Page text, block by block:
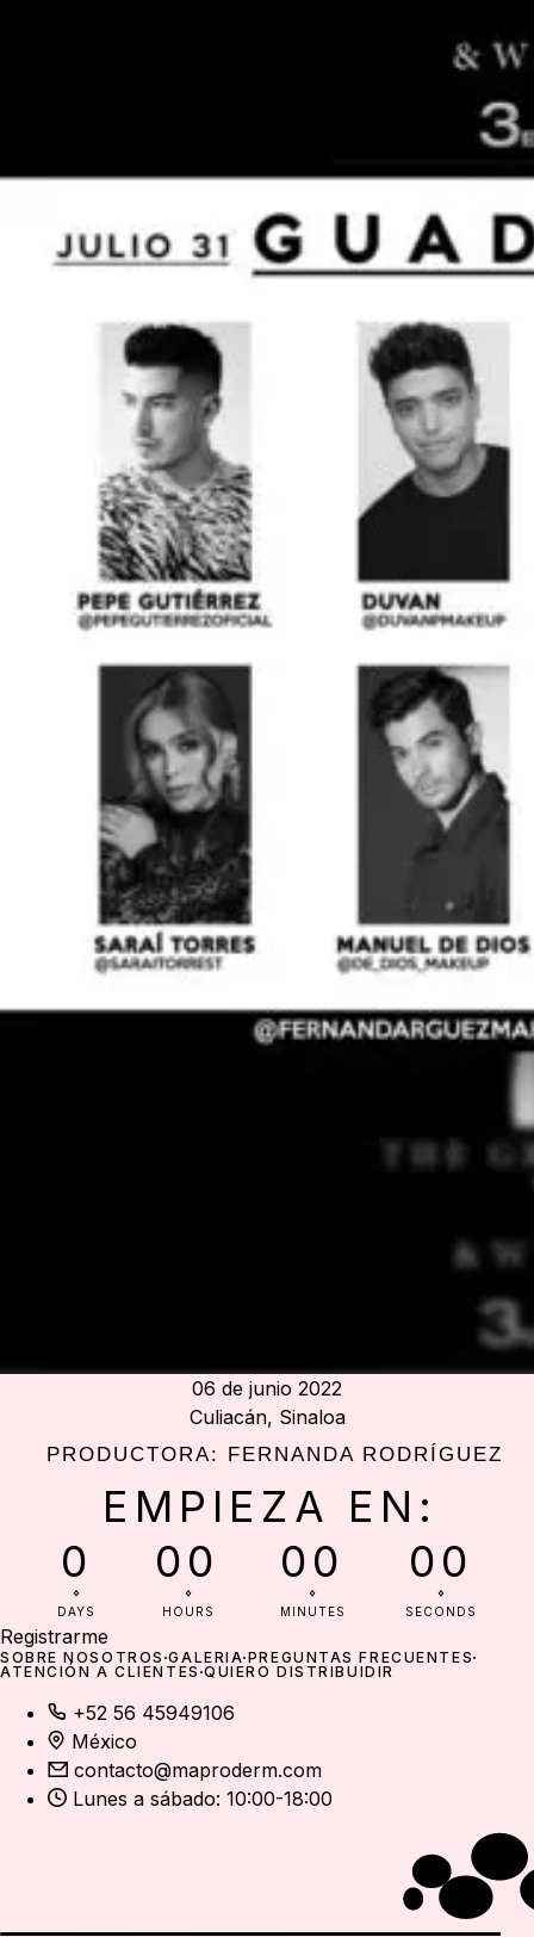
06 de junio 2022
Culiacán, Sinaloa
PRODUCTORA: FERNANDA RODRÍGUEZ
EMPIEZA EN:
0
DAYS
00
HOURS
00
MINUTES
00
SECONDS
Registrarme
SOBRE NOSOTROS GALERÍA PREGUNTAS FRECUENTES
ATENCIÓN A CLIENTES QUIERO DISTRIBUIDIR
+52 56 45949106
México
contacto@maproderm.com
Lunes a sábado: 10:00-18:00